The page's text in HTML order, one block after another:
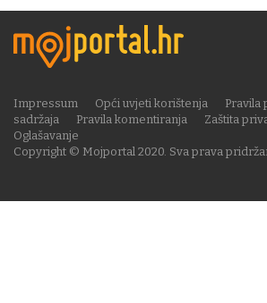
Copyright © Mojportal 2020. Sva prava
Impressum Opći uvjeti korištenja
Pravila
sadržaja
Pravila komentiranja Zaštita
Oglašavanje